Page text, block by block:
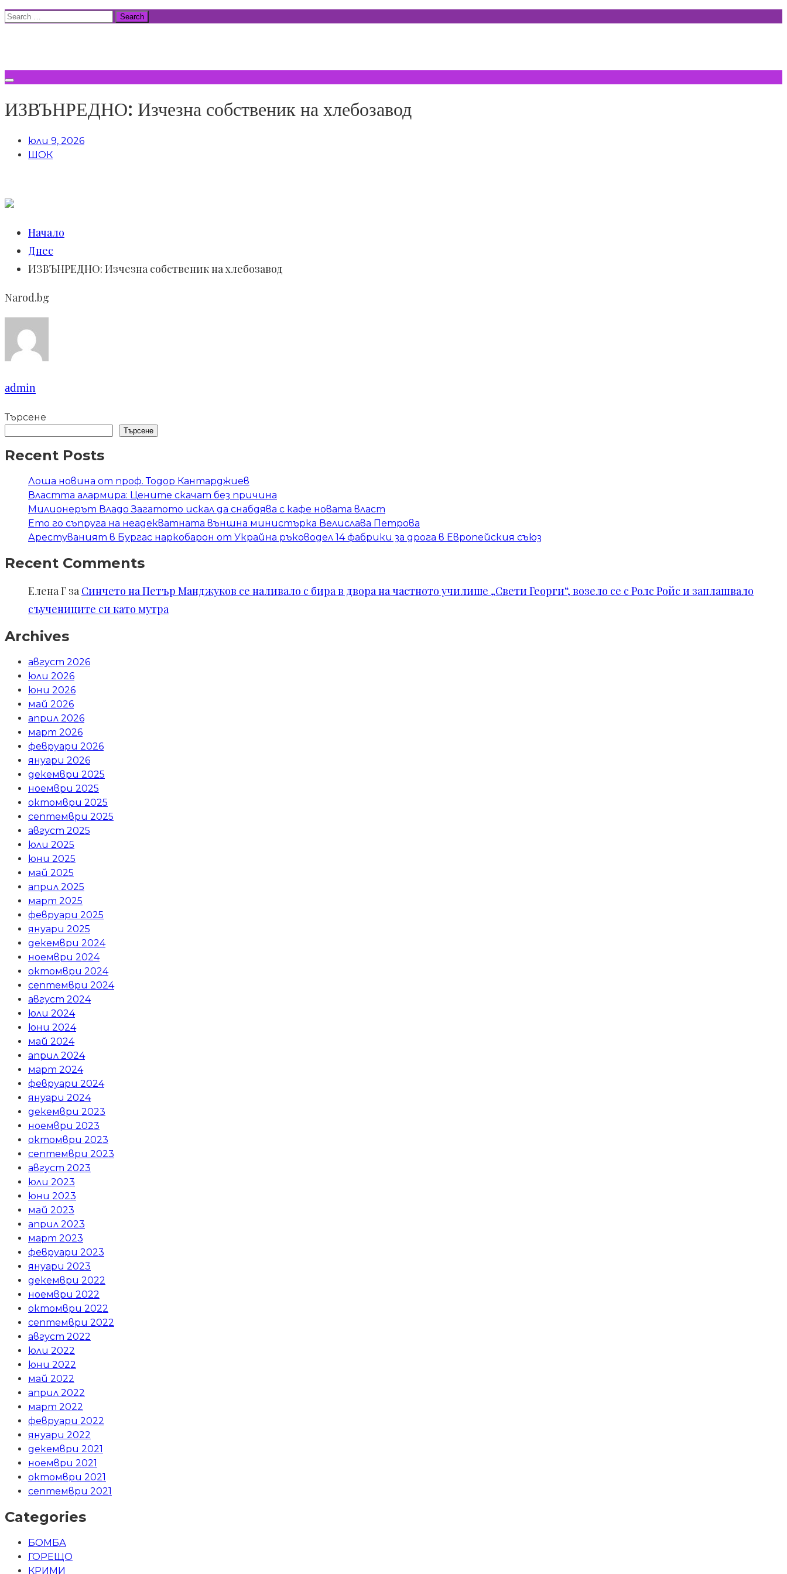
Skip
Search
ИЗВЪНРЕДНО: Изчезна собственик на хлебозавод
юли 9, 2026
ШОК
Начало
Днес
ИЗВЪНРЕДНО: Изчезна собственик на хлебозавод
Narod.bg
admin
Търсене
Търсене
Recent Posts
Лоша новина от проф. Тодор Кантарджиев
Властта алармира: Цените скачат без причина
Милионерът Владо Загатото искал да снабдява с кафе новата власт
Ето го съпруга на неадекватната външна министърка Велислава Петрова
Арестуваният в Бургас наркобарон от Украйна ръководел 14 фабрики за дрога в Европейския съюз
Recent Comments
Елена Г за Синчето на Петър Манджуков се наливало с бира в двора на частното училище „Свети Георги“, возело се с Ролс Ройс и заплашвало
съучениците си като мутра
Archives
август 2026
юли 2026
юни 2026
май 2026
април 2026
март 2026
февруари 2026
януари 2026
декември 2025
ноември 2025
октомври 2025
септември 2025
август 2025
юли 2025
юни 2025
май 2025
април 2025
март 2025
февруари 2025
януари 2025
декември 2024
ноември 2024
октомври 2024
септември 2024
август 2024
юли 2024
юни 2024
май 2024
април 2024
март 2024
февруари 2024
януари 2024
декември 2023
ноември 2023
октомври 2023
септември 2023
август 2023
юли 2023
юни 2023
май 2023
април 2023
март 2023
февруари 2023
януари 2023
декември 2022
ноември 2022
октомври 2022
септември 2022
август 2022
юли 2022
юни 2022
май 2022
април 2022
март 2022
февруари 2022
януари 2022
декември 2021
ноември 2021
октомври 2021
септември 2021
Categories
БОМБА
ГОРЕЩО
КРИМИ